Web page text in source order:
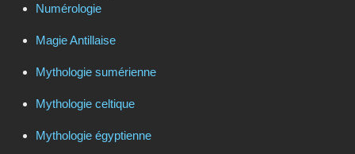
Numérologie
Magie Antillaise
Mythologie sumérienne
Mythologie celtique
Mythologie égyptienne